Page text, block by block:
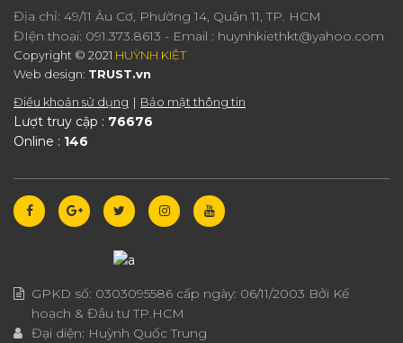
Địa chỉ: 49/11 Âu Cơ, Phường 14, Quận 11, TP. HCM
ĐIện thoại: 091.373.8613 - Email : huynhkiethkt@yahoo.com
Copyright © 2021 HUỲNH KIỆT
Web design: TRUST.vn
Điều khoản sử dụng
Bảo mật thông tin
Lượt truy cập : 76676
Online : 146
GPKD số: 0303095586 cấp ngày: 06/11/2003 Bởi Kế
hoạch & Đầu tư TP.HCM
Đại diện: Huỳnh Quốc Trung